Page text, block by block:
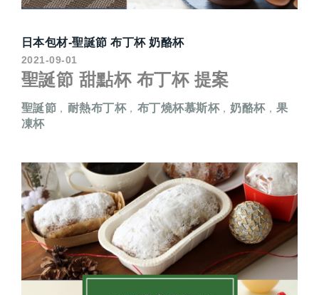
日本包材-聖誕節 布丁杯 奶酪杯
2021-09-01
聖誕節 甜點杯 布丁杯 提案
聖誕節 ， 耐熱布丁杯， 布丁燒杯慕斯杯，奶酪杯，果
凍杯